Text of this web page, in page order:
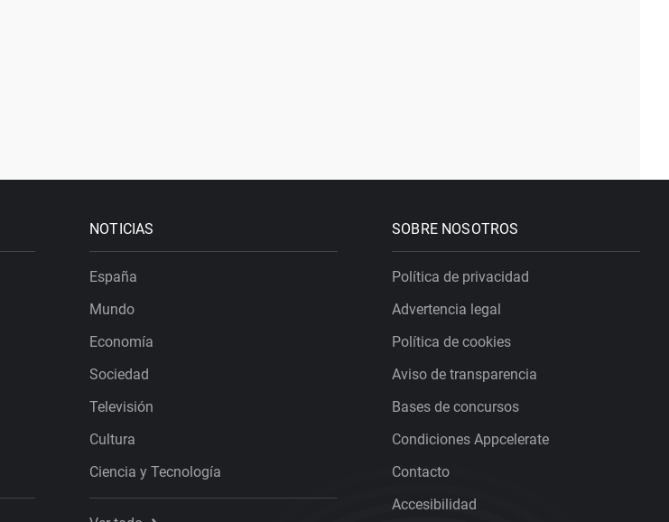
NOTICIAS
España
Mundo
Economía
Sociedad
Televisión
Cultura
Ciencia y Tecnología
SOBRE NOSOTROS
Política de privacidad
Advertencia legal
Política de cookies
Aviso de transparencia
Bases de concursos
Condiciones Appcelerate
Contacto
Accesibilidad